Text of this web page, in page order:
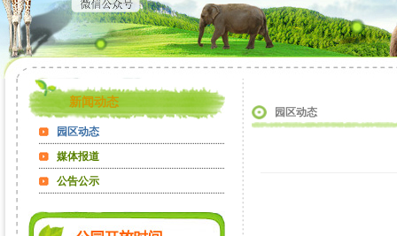
新闻动态
园区动态
媒体报道
公告公示
园区动态